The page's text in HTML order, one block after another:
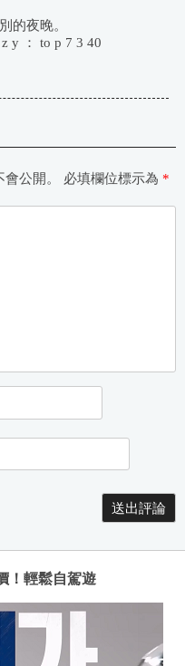
的夜晚。
y ： to p 7 3 40
公開。 必填欄位標示為 *
！輕鬆自駕遊